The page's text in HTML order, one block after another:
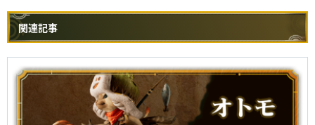
関連記事